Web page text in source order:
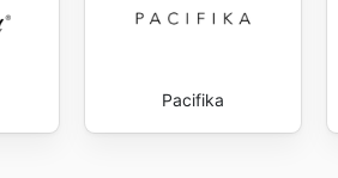
Pacifika